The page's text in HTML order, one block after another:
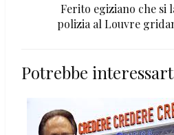
Ferito egiziano che si
polizia al Louvre
Potrebbe